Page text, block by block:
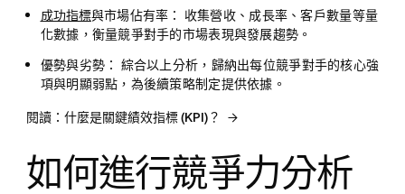
成功指標與市場佔有率：
收集營收、成長率、客戶數量等量
化數據，衡量競爭對手的市場表現與發展趨勢。
優勢與劣勢：
綜合以上分析，歸納出每位競爭對手的核心強
項與明顯弱點，為後續策略制定提供依據。
閱讀：什麼是關鍵績效指標 (KPI)？
如何進行競爭力分析